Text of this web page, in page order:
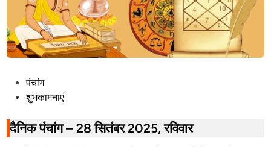
t
e
पंचांग
शुभकामनाएं
दैनिक पंचांग – 28 सितंबर 2025, रविवार